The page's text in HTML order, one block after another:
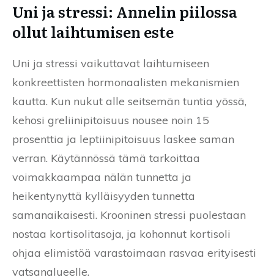
Uni ja stressi: Annelin piilossa
ollut laihtumisen este
Uni ja stressi vaikuttavat laihtumiseen
konkreettisten hormonaalisten mekanismien
kautta. Kun nukut alle seitsemän tuntia yössä,
kehosi greliinipitoisuus nousee noin 15
prosenttia ja leptiinipitoisuus laskee saman
verran. Käytännössä tämä tarkoittaa
voimakkaampaa nälän tunnetta ja
heikentynyttä kylläisyyden tunnetta
samanaikaisesti. Krooninen stressi puolestaan
nostaa kortisolitasoja, ja kohonnut kortisoli
ohjaa elimistöä varastoimaan rasvaa erityisesti
vatsanalueelle.